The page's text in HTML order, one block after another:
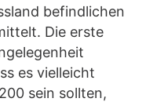
befindlichen
Die erste
es vielleicht
sein sollten,